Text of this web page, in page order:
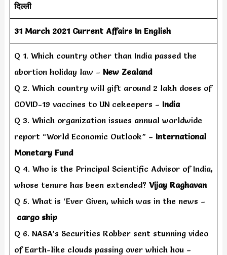
दिल्ली
31 March 2021 Current Affairs In English
Q 1. Which country other than India passed the
abortion holiday law – New Zealand
Q 2. Which country will gift around 2 lakh doses of
COVID-19 vaccines to UN cekeepers – India
Q 3. Which organization issues annual worldwide
report “World Economic Outlook” – International
Monetary Fund
Q 4. Who is the Principal Scientific Advisor of India,
whose tenure has been extended? Vijay Raghavan
Q 5. What is ‘Ever Given, which was in the news –
cargo ship
Q 6. NASA’s Securities Robber sent stunning video
of Earth-like clouds passing over which hou –